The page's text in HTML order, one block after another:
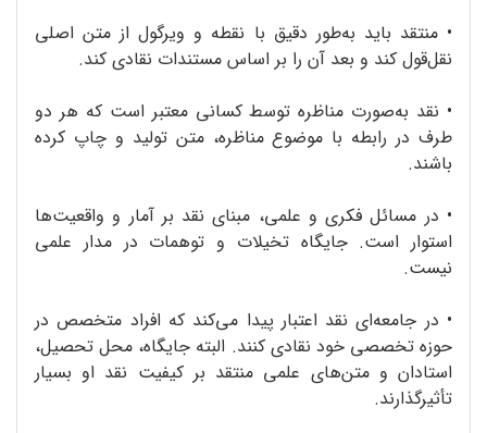
• منتقد باید به‌طور دقیق با نقطه و ویرگول از متن اصلی
نقل‌قول کند و بعد آن را بر اساس مستندات نقادی کند.
• نقد به‌صورت مناظره توسط کسانی معتبر است که هر دو
طرف در رابطه با موضوع مناظره، متن تولید و چاپ کرده
باشند.
• در مسائل فکری و علمی، مبنای نقد بر آمار و واقعیت‌ها
استوار است. جایگاه تخیلات و توهمات در مدار علمی
نیست.
• در جامعه‌ای نقد اعتبار پیدا می‌کند که افراد متخصص در
حوزه‌ تخصصی خود نقادی کنند. البته جایگاه، محل تحصیل،
استادان و متن‌های علمی منتقد بر کیفیت نقد او بسیار
تأثیرگذارند.